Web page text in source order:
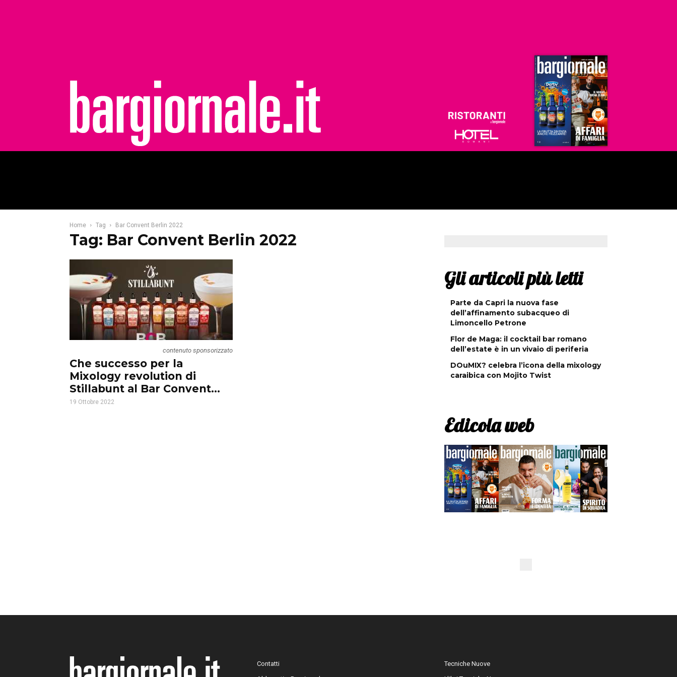
Ristoranti
Hoteldomani
Home Tag Bar Convent Berlin 2022
Tag: Bar Convent Berlin 2022
contenuto sponsorizzato
Che successo per la
Mixology revolution di
Stillabunt al Bar Convent...
19 Ottobre 2022
Gli articoli più letti
Parte da Capri la nuova fase
dell’affinamento subacqueo di
Limoncello Petrone
Flor de Maga: il cocktail bar romano
dell’estate è in un vivaio di periferia
DOuMIX? celebra l’icona della mixology
caraibica con Mojito Twist
Edicola web
Contatti
Tecniche Nuove